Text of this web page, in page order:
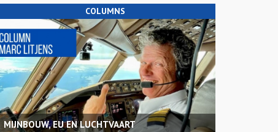
COLUMNS
MIJNBOUW, EU EN LUCHTVAART